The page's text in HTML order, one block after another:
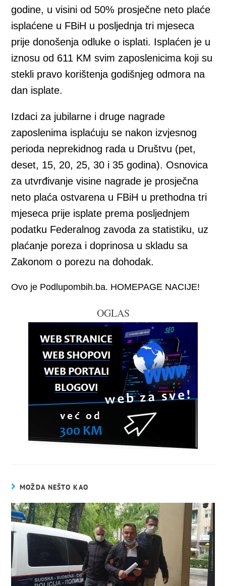
godine, u visini od 50% prosječne neto plaće
isplaćene u FBiH u posljednja tri mjeseca
prije donošenja odluke o isplati. Isplaćen je u
iznosu od 611 KM svim zaposlenicima koji su
stekli pravo korištenja godišnjeg odmora na
dan isplate.
Izdaci za jubilarne i druge nagrade
zaposlenima isplaćuju se nakon izvjesnog
perioda neprekidnog rada u Društvu (pet,
deset, 15, 20, 25, 30 i 35 godina). Osnovica
za utvrđivanje visine nagrade je prosječna
neto plaća ostvarena u FBiH u prethodna tri
mjeseca prije isplate prema posljednjem
podatku Federalnog zavoda za statistiku, uz
plaćanje poreza i doprinosa u skladu sa
Zakonom o porezu na dohodak.
Ovo je Podlupombih.ba. HOMEPAGE NACIJE!
OGLAS
MOŽDA NEŠTO KAO